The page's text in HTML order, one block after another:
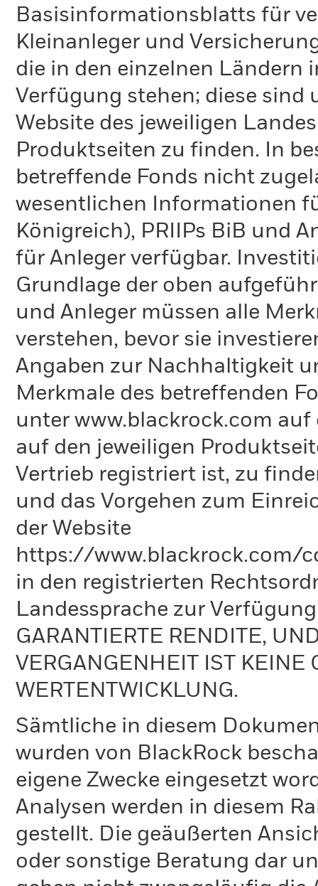
Basisinformationsblatts für
Kleinanleger und
die in den einzelnen Ländern
Verfügung stehen; diese sind
Website des jeweiligen
Produktseiten zu finden. In
betreffende Fonds nicht
wesentlichen Informationen
Königreich), PRIIPs BiB und
für Anleger verfügbar.
Grundlage der oben
und Anleger müssen alle
verstehen, bevor sie
Angaben zur Nachhaltigkeit
Merkmale des betreffenden
unter www.blackrock.com auf
auf den jeweiligen
Vertrieb registriert ist, zu
und das Vorgehen zum
der Website
https://www.blackrock.com/
in den registrierten
Landessprache zur
GARANTIERTE RENDITE,
VERGANGENHEIT IST KEINE
WERTENTWICKLUNG.
Sämtliche in diesem
wurden von BlackRock
eigene Zwecke eingesetzt
Analysen werden in diesem
gestellt. Die geäußerten
oder sonstige Beratung dar